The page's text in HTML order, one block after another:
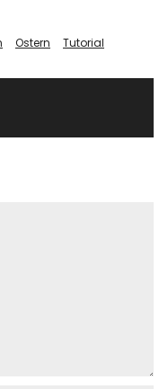
Ostern Tutorial